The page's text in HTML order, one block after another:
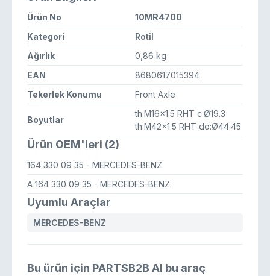
Ürün No
10MR4700
Kategori
Rotil
Ağırlık
0,86 kg
EAN
8680617015394
Tekerlek Konumu
Front Axle
Boyutlar
th:M16x1.5 RHT c:Ø19.3
th:M42x1.5 RHT do:Ø44.45
Ürün OEM'leri (2)
164 330 09 35 - MERCEDES-BENZ
A 164 330 09 35 - MERCEDES-BENZ
Uyumlu Araçlar
MERCEDES-BENZ
Bu ürün için PARTSB2B AI bu araç